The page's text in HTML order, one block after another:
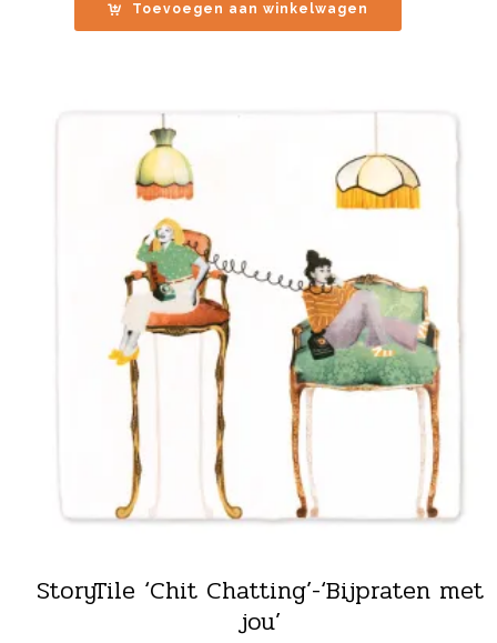
Toevoegen aan winkelwagen
StoryTile ‘Chit Chatting’-‘Bijpraten met
jou’